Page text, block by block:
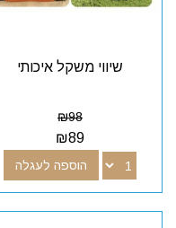
שיווי משקל איכותי
₪98
₪89
הוספה לעגלה